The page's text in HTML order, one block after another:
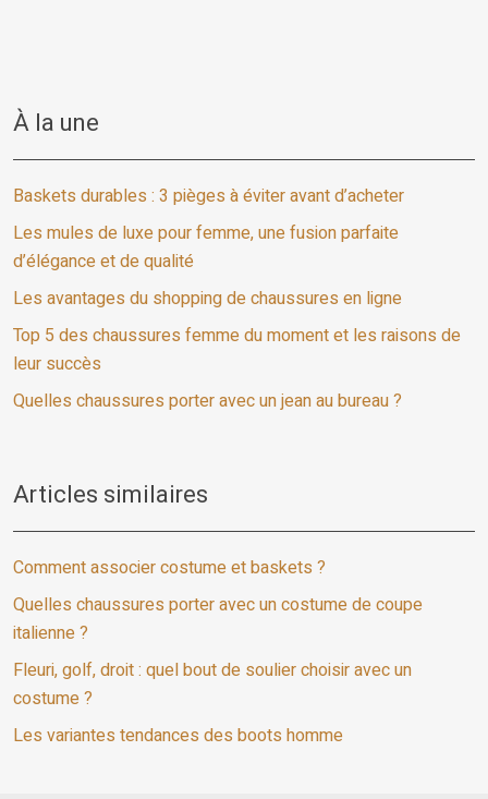
À la une
Baskets durables : 3 pièges à éviter avant d’acheter
Les mules de luxe pour femme, une fusion parfaite
d’élégance et de qualité
Les avantages du shopping de chaussures en ligne
Top 5 des chaussures femme du moment et les raisons de
leur succès
Quelles chaussures porter avec un jean au bureau ?
Articles similaires
Comment associer costume et baskets ?
Quelles chaussures porter avec un costume de coupe
italienne ?
Fleuri, golf, droit : quel bout de soulier choisir avec un
costume ?
Les variantes tendances des boots homme